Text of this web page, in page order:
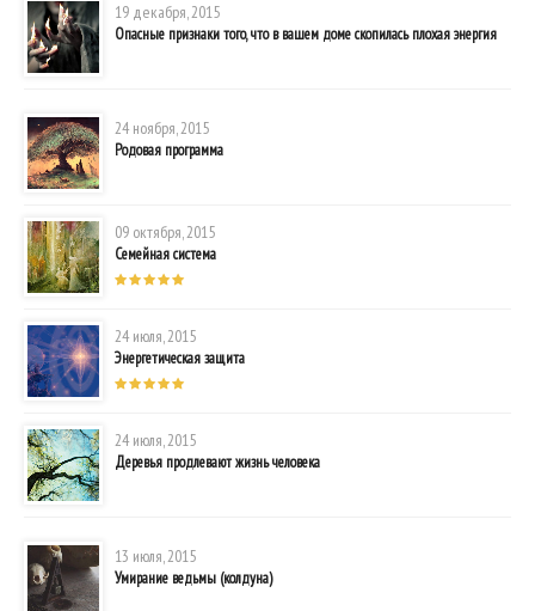
19 декабря, 2015
Опасные признаки того, что в вашем доме скопилась плохая энергия
24 ноября, 2015
Родовая программа
09 октября, 2015
Семейная система
24 июля, 2015
Энергетическая защита
24 июля, 2015
Деревья продлевают жизнь человека
13 июля, 2015
Умирание ведьмы (колдуна)